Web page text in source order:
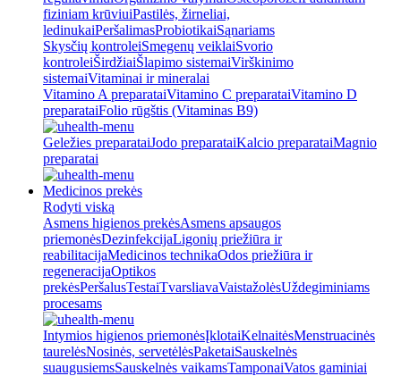
fiziniam krūviuiPastilės, žirneliai,
ledinukaiPeršalimasProbiotikaiSąnariams
Skysčių kontroleiSmegenų veiklaiSvorio
kontroleiŠirdžiaiŠlapimo sistemaiVirškinimo
sistemaiVitaminai ir mineralai
Vitamino A preparataiVitamino C preparataiVitamino D
preparataiFolio rūgštis (Vitaminas B9)
Geležies preparataiJodo preparataiKalcio preparataiMagnio
preparatai
Medicinos prekės
Rodyti viską
Asmens higienos prekėsAsmens apsaugos
priemonėsDezinfekcijaLigonių priežiūra ir
reabilitacijaMedicinos technikaOdos priežiūra ir
regeneracijaOptikos
prekėsPeršalusTestaiTvarsliavaVaistažolėsUždegiminiams
procesams
Intymios higienos priemonėsĮklotaiKelnaitėsMenstruacinės
taurelėsNosinės, servetėlėsPaketaiSauskelnės
suaugusiemsSauskelnės vaikamsTamponaiVatos gaminiai